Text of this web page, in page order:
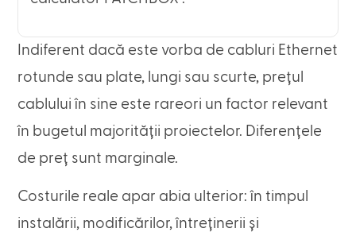
Indiferent dacă este vorba de cabluri Ethernet
rotunde sau plate, lungi sau scurte, prețul
cablului în sine este rareori un factor relevant
în bugetul majorității proiectelor. Diferențele
de preț sunt marginale.
Costurile reale apar abia ulterior: în timpul
instalării, modificărilor, întreținerii și